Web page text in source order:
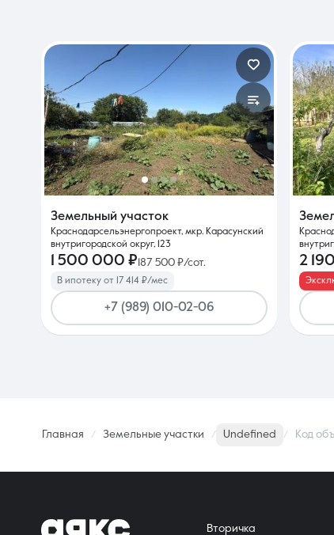
Земельный участок
Краснодарсельэнергопроект, мкр. Карасунский
внутригородской округ, 123
1 500 000 ₽ 187 500 ₽/сот.
В ипотеку от 17 414 ₽/мес
+7 (989) 010-02-06
2
Главная Земельные участки Undefined Код
Вторичка